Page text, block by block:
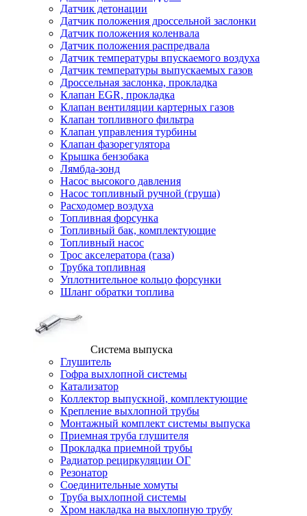
Датчик детонации
Датчик положения дроссельной заслонки
Датчик положения коленвала
Датчик положения распредвала
Датчик температуры впускаемого воздуха
Датчик температуры выпускаемых газов
Дроссельная заслонка, прокладка
Клапан EGR, прокладка
Клапан вентиляции картерных газов
Клапан топливного фильтра
Клапан управления турбины
Клапан фазорегулятора
Крышка бензобака
Лямбда-зонд
Насос высокого давления
Насос топливный ручной (груша)
Расходомер воздуха
Топливная форсунка
Топливный бак, комплектующие
Топливный насос
Трос акселератора (газа)
Трубка топливная
Уплотнительное кольцо форсунки
Шланг обратки топлива
Система выпуска
Глушитель
Гофра выхлопной системы
Катализатор
Коллектор выпускной, комплектующие
Крепление выхлопной трубы
Монтажный комплект системы выпуска
Приемная труба глушителя
Прокладка приемной трубы
Радиатор рециркуляции ОГ
Резонатор
Соединительные хомуты
Труба выхлопной системы
Хром накладка на выхлопную трубу